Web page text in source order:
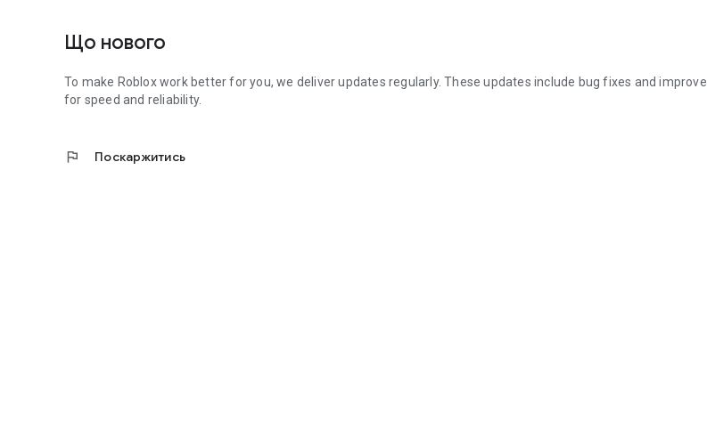
Що нового
To make Roblox work better for you, we deliver updates regularly. These updates include bug fixes and
for speed and reliability.
flag Поскаржитись